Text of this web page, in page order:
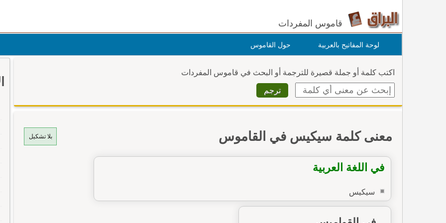
قاموس المفردات
لوحة المفاتيح بالعربية حول القاموس
اكتب كلمة أو جملة قصيرة للترجمة أو البحث في قاموس المفردات
بلا تشكيل معنى كلمة سيكيس في القاموس
في اللغة العربية
سيكيس